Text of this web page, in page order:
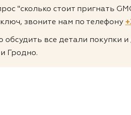
"сколько стоит пригнать
звоните нам по телефону
обсудить все детали покупки
Гродно.